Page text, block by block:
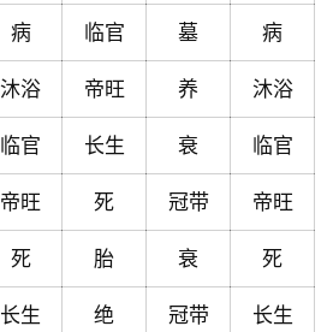
注册
病 临官 墓 病
沐浴 帝旺 养 沐浴
临官 长生 衰 临官
帝旺 死 冠带 帝旺
死 胎 衰 死
长生 绝 冠带 长生